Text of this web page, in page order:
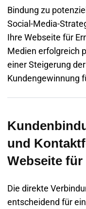
Bindung zu
Social-Media-
Ihre Webseite für
Medien erfolgreich
einer Steigerung
Kundengewinnung
und
Webseite
Die direkte
entscheidend für